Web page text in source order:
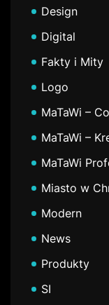
Design
Digital
Fakty i Mity
Logo
MaTaWi –
MaTaWi –
MaTaWi
Miasto w
Modern
News
Produkty
SI